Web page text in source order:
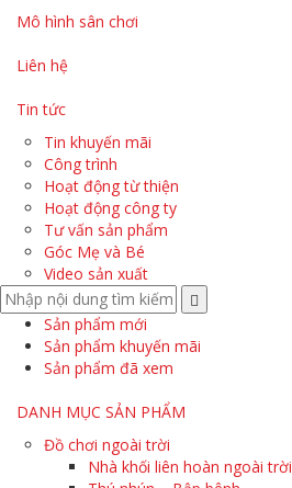
Mô hình sân chơi
Liên hệ
Tin tức
Tin khuyến mãi
Công trình
Hoạt động từ thiện
Hoạt động công ty
Tư vấn sản phẩm
Góc Mẹ và Bé
Video sản xuất
Sản phẩm mới
Sản phẩm khuyến mãi
Sản phẩm đã xem
DANH MỤC SẢN PHẨM
Đồ chơi ngoài trời
Nhà khối liên hoàn ngoài trời